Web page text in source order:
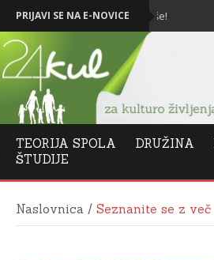
PRIJAVI SE NA E-NOVICE
2026: Vse najboljše!
TEORIJA SPOLA DRUŽINA
ŠTUDIJE
Naslovnica / Seznanite se z